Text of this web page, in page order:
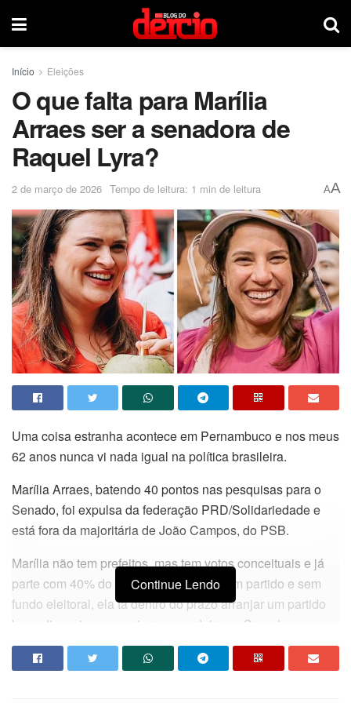
Início Eleições
O que falta para Marília
Arraes ser a senadora de
Raquel Lyra?
2 de março de 2026 Tempo de leitura: 1 min de leitura AA
Uma coisa estranha acontece em Pernambuco e nos meus
62 anos nunca vi nada igual na política brasileira.
Marília Arraes, batendo 40 pontos nas pesquisas para o
Senado, foi expulsa da federação PRD/Solidariedade e
está fora da majoritária de João Campos, do PSB.
Marília não tem prefeitos, mas tem votos conceituais e já
parte com 40% do eleitorado a favor. Sem partido e sem
fundo eleitoral, ela tá dentro do prazo arranjar um partido
bom, disposto a conquiar uma cadeira no Senado.
Melé que cabe em qualquer jogo, para onde Marília for
Continue Lendo